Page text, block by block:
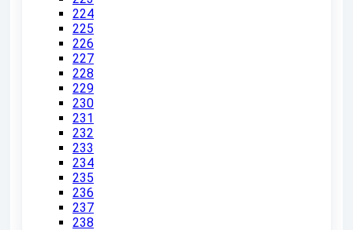
224
225
226
227
228
229
230
231
232
233
234
235
236
237
238